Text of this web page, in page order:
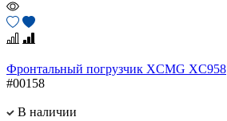
Фронтальный погрузчик XCMG XC958
#00158
В наличии